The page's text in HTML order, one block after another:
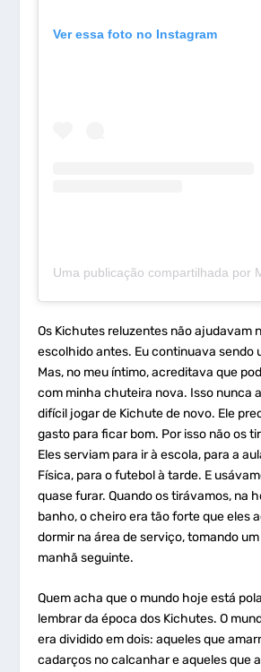
Ver essa foto no Instagram
Os Kichutes reluzentes não ajudavam
escolhido antes. Eu continuava sendo
Mas, no meu íntimo, acreditava que
com minha chuteira nova. Isso nunca
difícil jogar de Kichute de novo. Ele
gasto para ficar bom. Por isso não os
Eles serviam para ir à escola, para a
Física, para o futebol à tarde. E
quase furar. Quando os tirávamos, na
banho, o cheiro era tão forte que eles
dormir na área de serviço, tomando
manhã seguinte.
Quem acha que o mundo hoje está
lembrar da época dos Kichutes. O
era dividido em dois: aqueles que
cadarços no calcanhar e aqueles que